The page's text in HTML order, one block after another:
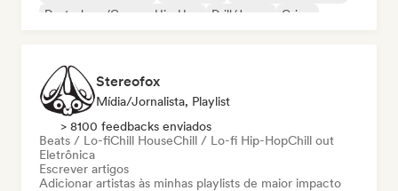
Deutschrap/German Hip-Hop
Drill/Jersey Grime
Stereofox
Mídia/Jornalista, Playlist
> 8100 feedbacks enviados
Beats / Lo-fiChill HouseChill / Lo-fi Hip-HopChill out
Eletrônica
Escrever artigos
Adicionar artistas às minhas playlists de maior impacto